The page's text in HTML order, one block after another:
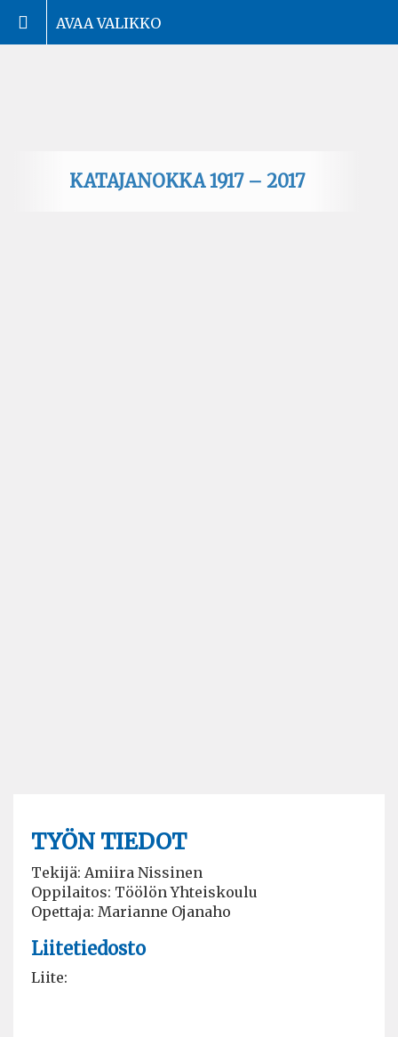
AVAA VALIKKO
KATAJANOKKA 1917 – 2017
TYÖN TIEDOT
Tekijä: Amiira Nissinen
Oppilaitos: Töölön Yhteiskoulu
Opettaja: Marianne Ojanaho
Liitetiedosto
Liite: